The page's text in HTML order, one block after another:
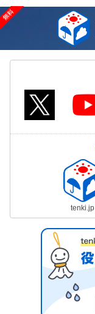
tenki.jp